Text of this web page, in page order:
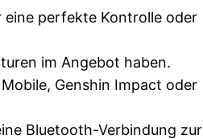
eine perfekte Kontrolle oder
im Angebot haben.
Genshin Impact oder
Bluetooth-Verbindung zur